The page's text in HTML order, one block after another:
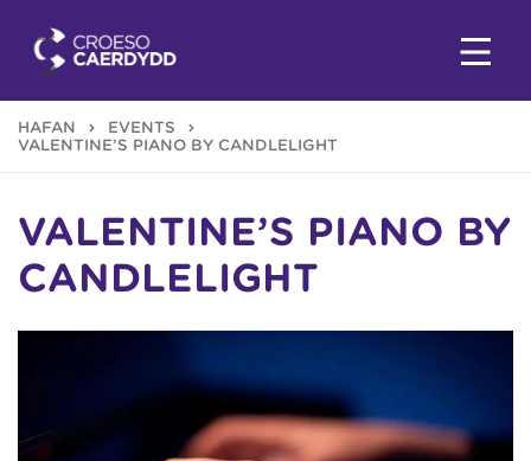
HAFAN
EVENTS
VALENTINE’S PIANO BY CANDLELIGHT
VALENTINE’S PIANO BY
CANDLELIGHT